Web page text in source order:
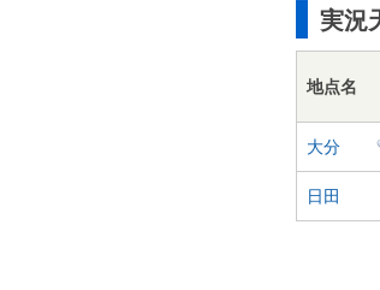
実況
地点名
大分
日田